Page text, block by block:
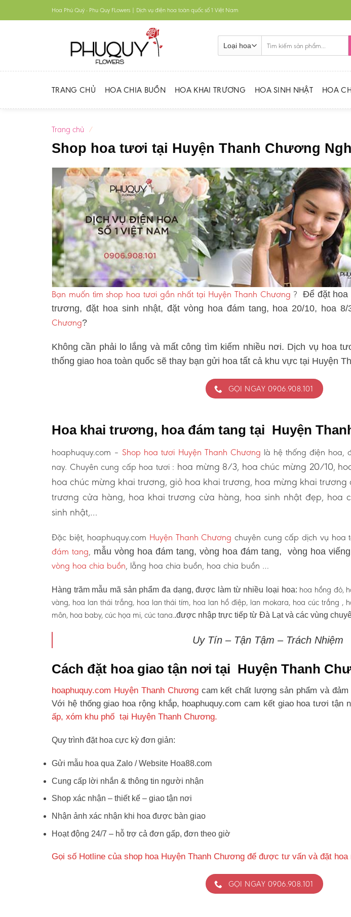
to
Hoa Phú Quý - Phu Quy FLowers | Dịch vụ điện hoa toàn quốc số 1 Việt Nam
kiếm:
TRANG CHỦ HOA CHIA BUỒN HOA KHAI TRƯƠNG HOA SINH NHẬT HOA
Trang chủ /
Shop hoa tươi tại Huyện Thanh Chương
Bạn muốn tìm shop hoa tươi gần nhất tại Huyện Thanh Chương ? Để đặt hoa
trương, đặt hoa sinh nhật, đặt vòng hoa đám tang, hoa 20/10, hoa
Chương?
Không cần phải lo lắng và mất công tìm kiếm nhiều nơi. Dịch vụ hoa
thống giao hoa toàn quốc sẽ thay bạn gửi hoa tất cả khu vực tại Huyện
GỌI NGAY 0906.908.101
Hoa khai trương, hoa đám tang tại Huyện
hoaphuquy.com – Shop hoa tươi Huyện Thanh Chương là hệ thống điện hoa,
nay. Chuyên cung cấp hoa tươi : hoa mừng 8/3, hoa chúc mừng 20/10,
hoa chúc mừng khai trương, giỏ hoa khai trương, hoa mừng khai
trương cửa hàng, hoa khai trương cửa hàng, hoa sinh nhật đẹp, hoa
sinh nhật,…
Đặc biệt, hoaphuquy.com Huyện Thanh Chương chuyên cung cấp dịch vụ hoa
đám tang, mẫu vòng hoa đám tang, vòng hoa đám tang, vòng hoa
vòng hoa chia buồn, lẵng hoa chia buồn, hoa chia buồn …
Hàng trăm mẫu mã sản phẩm đa dạng, được làm từ nhiều loại hoa: hoa hồng đỏ,
vàng, hoa lan thái trắng, hoa lan thái tím, hoa lan hồ điệp, lan mokara, hoa cúc trắng ,
môn, hoa baby, cúc họa mi, cúc tana..được nhập trực tiếp từ Đà Lạt và các vùng
Uy Tín – Tận Tậm – Trách Nhiệm
Cách đặt hoa giao tận nơi tại Huyện Thanh
hoaphuquy.com Huyện Thanh Chươngcam kết chất lượng sản phẩm và đảm
Với hệ thống giao hoa rộng khắp, hoaphuquy.com cam kết giao hoa tươi tận
ấp, xóm khu phố tại Huyện Thanh Chương.
Quy trình đặt hoa cực kỳ đơn giản:
Gửi mẫu hoa qua Zalo / Website Hoa88.com
Cung cấp lời nhắn & thông tin người nhận
Shop xác nhận – thiết kế – giao tận nơi
Nhận ảnh xác nhận khi hoa được bàn giao
Hoạt động 24/7 – hỗ trợ cả đơn gấp, đơn theo giờ
Gọi số Hotline của shop hoa Huyện Thanh Chương để được tư vấn và đặt hoa
GỌI NGAY 0906.908.101